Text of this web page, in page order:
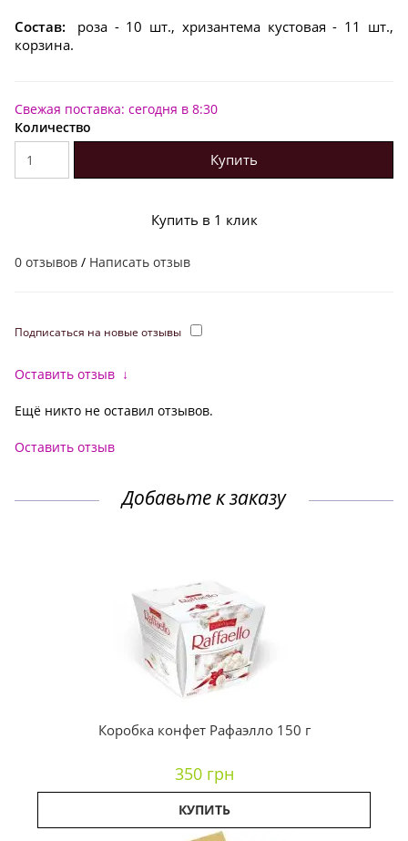
Состав:
роза - 10 шт., хризантема кустовая - 11 шт.,
корзина.
Свежая поставка: сегодня в 8:30
Количество
Купить
Купить в 1 клик
0 отзывов / Написать отзыв
Подписаться на новые отзывы
Оставить отзыв ↓
Ещё никто не оставил отзывов.
Оставить отзыв
Добавьте к заказу
Коробка конфет Рафаэлло 150 г
350 грн
КУПИТЬ